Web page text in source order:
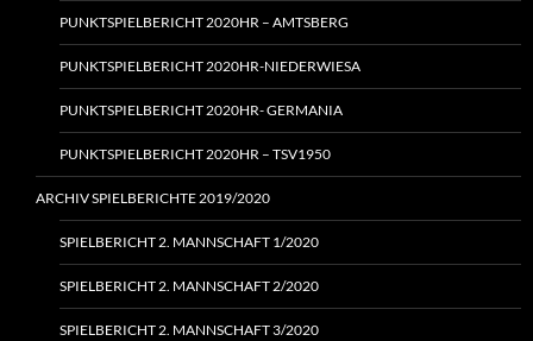
PUNKTSPIELBERICHT 2020HR – AMTSBERG
PUNKTSPIELBERICHT 2020HR-NIEDERWIESA
PUNKTSPIELBERICHT 2020HR- GERMANIA
PUNKTSPIELBERICHT 2020HR – TSV1950
ARCHIV SPIELBERICHTE 2019/2020
SPIELBERICHT 2. MANNSCHAFT 1/2020
SPIELBERICHT 2. MANNSCHAFT 2/2020
SPIELBERICHT 2. MANNSCHAFT 3/2020